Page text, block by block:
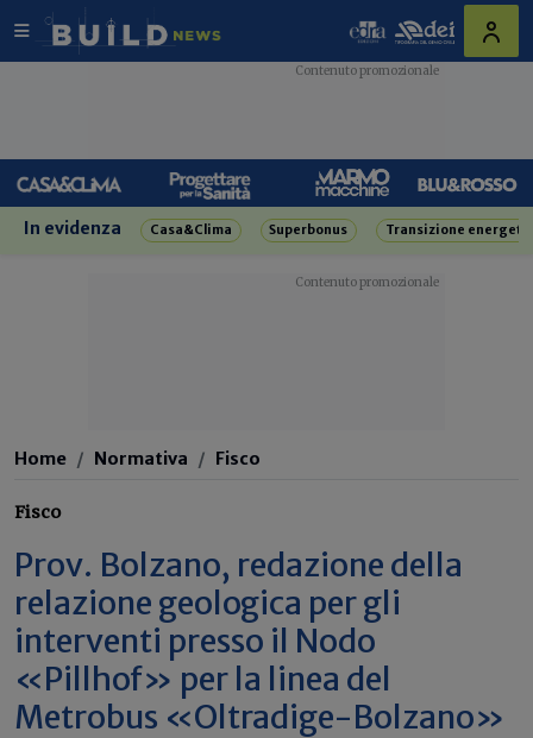
In evidenza Casa&Clima Superbonus Transizione
Home Normativa Fisco
Fisco
Prov. Bolzano, redazione della
relazione geologica per gli
interventi presso il Nodo
«Pillhof» per la linea del
Metrobus «Oltradige-Bolzano»